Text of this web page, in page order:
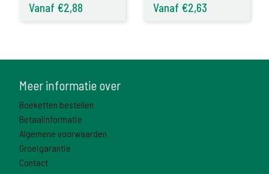
Vanaf €2,88 Vanaf €2,63
Meer informatie over
Boeketten bestellen
Betaalinformatie
Algemene voorwaarden
Groeigarantie
Contact